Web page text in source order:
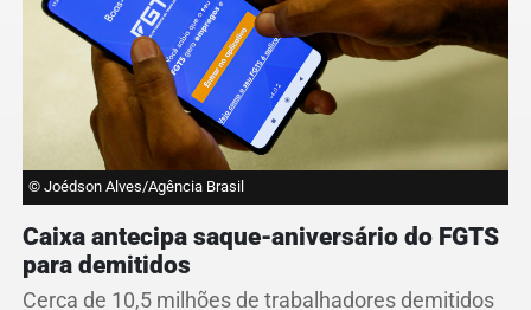
© Joédson Alves/Agência Brasil
Caixa antecipa saque-aniversário do FGTS
para demitidos
Cerca de 10,5 milhões de trabalhadores demitidos